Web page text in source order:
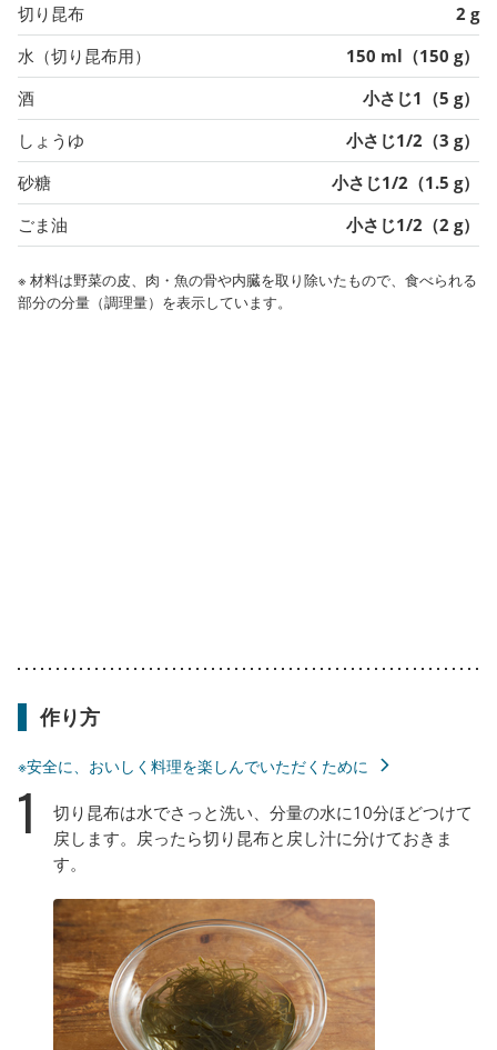
切り昆布
2 g
水（切り昆布用）
150 ml（150 g）
酒
小さじ1（5 g）
しょうゆ
小さじ1/2（3 g）
砂糖
小さじ1/2（1.5 g）
ごま油
小さじ1/2（2 g）
※ 材料は野菜の皮、肉・魚の骨や内臓を取り除いたもので、食べられる
部分の分量（調理量）を表示しています。
作り方
※安全に、おいしく料理を楽しんでいただくために
1
切り昆布は水でさっと洗い、分量の水に10分ほどつけて
戻します。戻ったら切り昆布と戻し汁に分けておきま
す。